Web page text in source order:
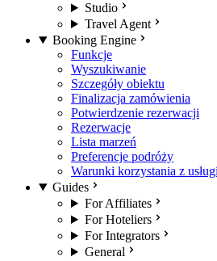
Studio
Travel Agent
Booking Engine
Funkcje
Wyszukiwanie
Szczegóły obiektu
Finalizacja zamówienia
Potwierdzenie rezerwacji
Rezerwacje
Lista marzeń
Preferencje podróży
Warunki korzystania z usługi
Guides
For Affiliates
For Hoteliers
For Integrators
General